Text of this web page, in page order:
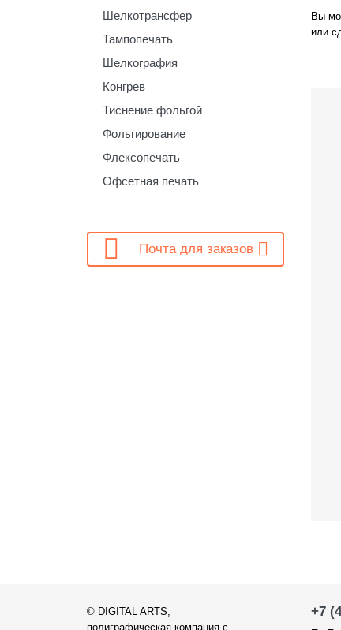
Шелкотрансфер
Тампопечать
Шелкография
Конгрев
Тиснение фольгой
Фольгирование
Флексопечать
Офсетная печать
 Почта для заказов
Вы
или
© DIGITAL ARTS,
полиграфическая компания с
+7